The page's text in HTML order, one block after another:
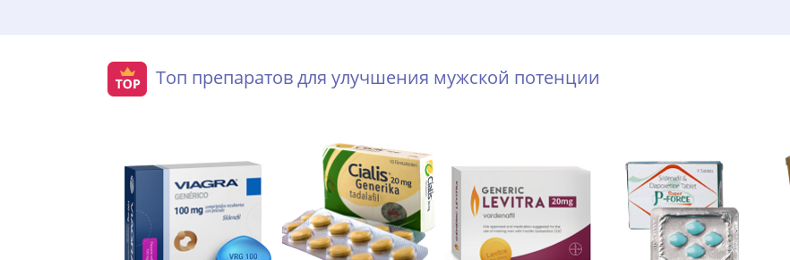
Топ препаратов для улучшения мужской потенции